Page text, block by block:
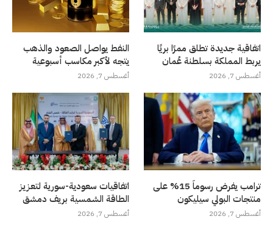
اتفاقية جديدة تطلق ممرًا بريًا
يربط المملكة بسلطنة عُمان
أغسطس 7, 2026
النفط يواصل الصعود والذهب
يتجه لأكبر مكاسب أسبوعية
أغسطس 7, 2026
ترامب يفرض رسوماً 15% على
منتجات البولي سيليكون
أغسطس 7, 2026
اتفاقيات سعودية-سورية لتعزيز
الطاقة الشمسية بريف دمشق
أغسطس 7, 2026